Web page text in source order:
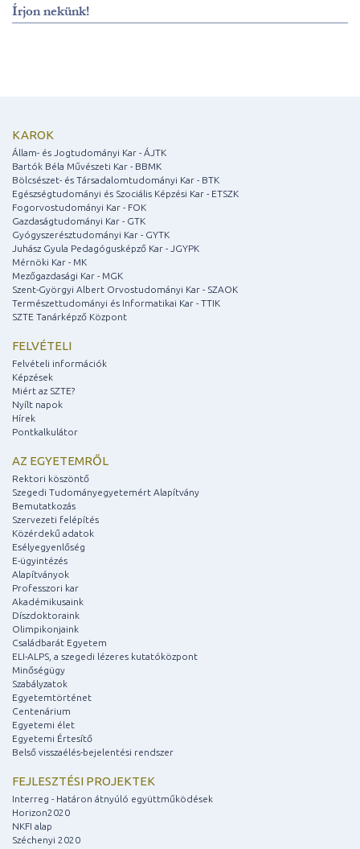
Írjon nekünk!
KAROK
Állam- és Jogtudományi Kar - ÁJTK
Bartók Béla Művészeti Kar - BBMK
Bölcsészet- és Társadalomtudományi Kar - BTK
Egészségtudományi és Szociális Képzési Kar - ETSZK
Fogorvostudományi Kar - FOK
Gazdaságtudományi Kar - GTK
Gyógyszerésztudományi Kar - GYTK
Juhász Gyula Pedagógusképző Kar - JGYPK
Mérnöki Kar - MK
Mezőgazdasági Kar - MGK
Szent-Györgyi Albert Orvostudományi Kar - SZAOK
Természettudományi és Informatikai Kar - TTIK
SZTE Tanárképző Központ
FELVÉTELI
Felvételi információk
Képzések
Miért az SZTE?
Nyílt napok
Hírek
Pontkalkulátor
AZ EGYETEMRŐL
Rektori köszöntő
Szegedi Tudományegyetemért Alapítvány
Bemutatkozás
Szervezeti felépítés
Közérdekű adatok
Esélyegyenlőség
E-ügyintézés
Alapítványok
Professzori kar
Akadémikusaink
Díszdoktoraink
Olimpikonjaink
Családbarát Egyetem
ELI-ALPS, a szegedi lézeres kutatóközpont
Minőségügy
Szabályzatok
Egyetemtörténet
Centenárium
Egyetemi élet
Egyetemi Értesítő
Belső visszaélés-bejelentési rendszer
FEJLESZTÉSI PROJEKTEK
Interreg - Határon átnyúló együttműködések
Horizon2020
NKFI alap
Széchenyi 2020